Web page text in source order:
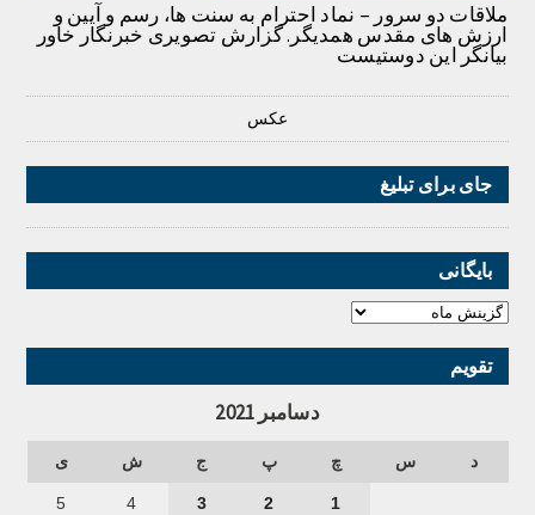
ملاقات دو سرور – نماد احترام به سنت ها، رسم و آیین و
ارزش های مقدس همدیگر. گزارش تصویری خبرنگار خاور
بیانگر این دوستیست
عکس
جای برای تبلیغ
بایگانی
تقویم
دسامبر 2021
د س چ پ ج ش ی
1
2
3
4
5